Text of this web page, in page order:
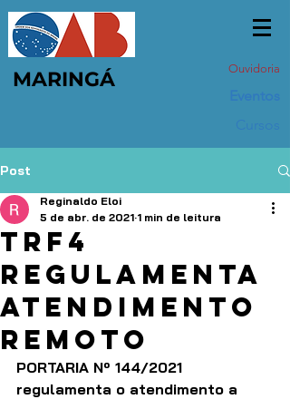
MARINGÁ Ouvidoria
Post
TRF4
regulamenta
atendimento
remoto
Reginaldo Eloi
5 de abr. de 2021 1 min de leitura
PORTARIA Nº 144/2021
regulamenta o atendimento a